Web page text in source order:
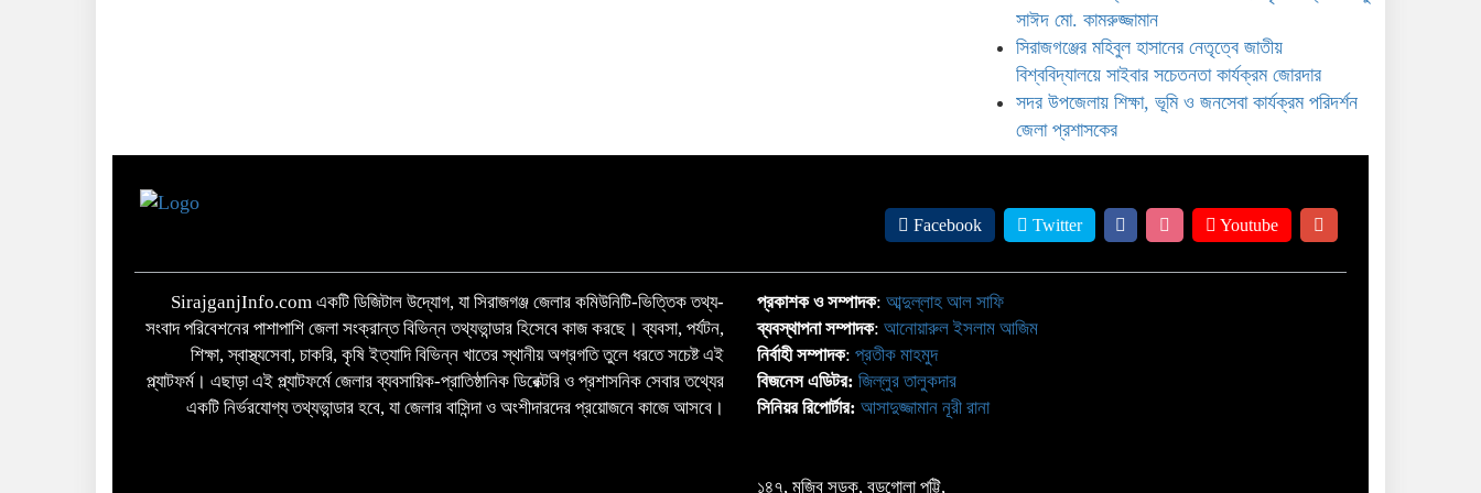
জনসেবা কার্যক্রম পরিদর্শন জেলা
প্রশাসকের
সাঈদ মো. কামরুজ্জামান
সিরাজগঞ্জের মহিবুল হাসানের নেতৃত্বে জাতীয়
বিশ্ববিদ্যালয়ে সাইবার সচেতনতা কার্যক্রম জোরদার
সদর উপজেলায় শিক্ষা, ভূমি ও জনসেবা কার্যক্রম পরিদর্শন
জেলা প্রশাসকের
Facebook Twitter Youtube
SirajganjInfo.com একটি ডিজিটাল উদ্যোগ, যা সিরাজগঞ্জ জেলার কমিউনিটি-ভিত্তিক তথ্য-
সংবাদ পরিবেশনের পাশাপাশি জেলা সংক্রান্ত বিভিন্ন তথ্যভান্ডার হিসেবে কাজ করছে। ব্যবসা, পর্যটন,
শিক্ষা, স্বাস্থ্যসেবা, চাকরি, কৃষি ইত্যাদি বিভিন্ন খাতের স্থানীয় অগ্রগতি তুলে ধরতে সচেষ্ট এই
প্ল্যাটফর্ম। এছাড়া এই প্ল্যাটফর্মে জেলার ব্যবসায়িক-প্রাতিষ্ঠানিক ডিরেক্টরি ও প্রশাসনিক সেবার তথ্যের
একটি নির্ভরযোগ্য তথ্যভান্ডার হবে, যা জেলার বাসিন্দা ও অংশীদারদের প্রয়োজনে কাজে আসবে।
প্রকাশক ও সম্পাদক: আব্দুল্লাহ আল সাফি
ব্যবস্থাপনা সম্পাদক: আনোয়ারুল ইসলাম আজিম
নির্বাহী সম্পাদক: প্রতীক মাহমুদ
বিজনেস এডিটর: জিল্লুর তালুকদার
সিনিয়র রিপোর্টার: আসাদুজ্জামান নূরী রানা
১৪৭, মুজিব সড়ক, বড়গোলা পট্টি,